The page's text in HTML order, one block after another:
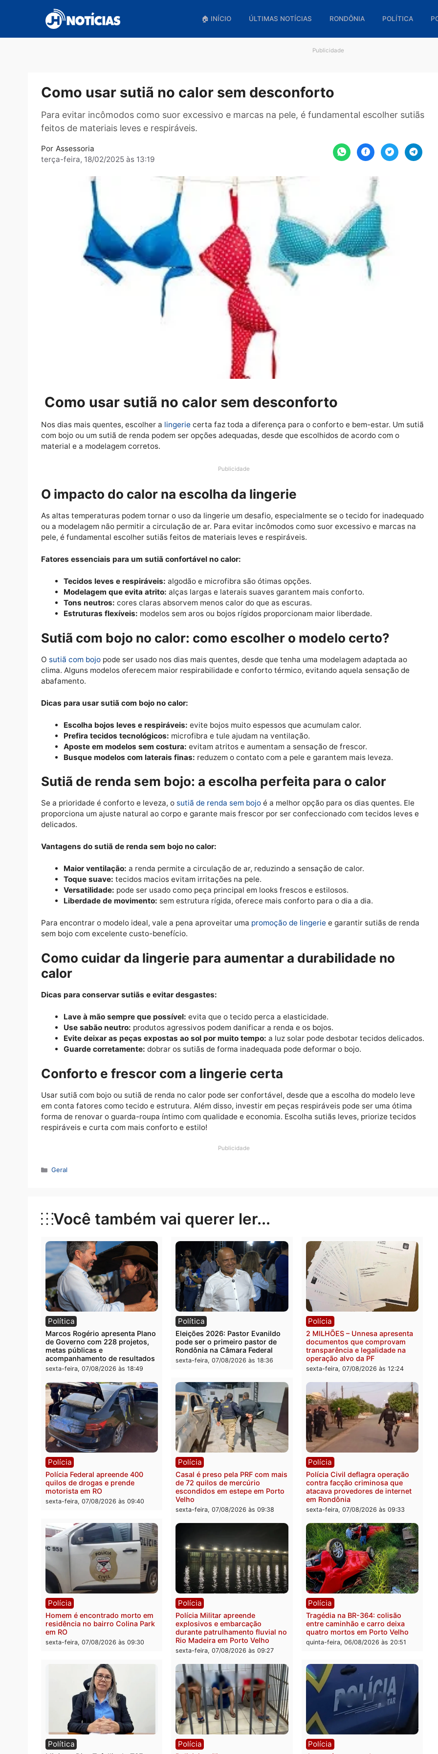
conteúdo
🏠 INÍCIO ÚLTIMAS NOTÍCIAS RONDÔNIA
Como usar sutiã no calor sem desconforto
Para evitar incômodos como suor excessivo e marcas na pele, é fundamental
Por Assessoria
terça-feira, 18/02/2025 às 13:19
Como usar sutiã no calor sem desconforto
certa faz toda a diferença para o conforto e bem-estar.
material e a modelagem corretos.
Publicidade
ou a modelagem não permitir a circulação de ar. Para evitar incômodos como suor excessivo e
pele, é fundamental escolher sutiãs feitos de materiais leves e respiráveis.
Fatores essenciais para um sutiã confortável no calor:
Tecidos leves e respiráveis: algodão e microfibra são ótimas opções.
Modelagem que evita atrito:alças largas e laterais suaves garantem mais conforto.
Tons neutros:cores claras absorvem menos calor do que as escuras.
Estruturas flexíveis:
Sutiã com bojo no calor: como escolher o modelo certo?
sutiã com bojopode ser usado nos dias mais quentes, desde que tenha uma modelagem adaptada
clima. Alguns modelos oferecem maior respirabilidade e conforto térmico, evitando aquela
abafamento.
Dicas para usar sutiã com bojo no calor:
Escolha bojos leves e respiráveis:evite bojos muito espessos que acumulam calor.
Prefira tecidos tecnológicos: microfibra e tule ajudam na ventilação.
Aposte em modelos sem costura:
Busque modelos com laterais finas:
Sutiã de renda sem bojo: a escolha perfeita para o calor
Se a prioridade é conforto e leveza, osutiã de renda sem bojoé a melhor opção para os dias
proporciona um ajuste natural ao corpo e garante mais frescor por ser confeccionado com tecidos
Vantagens do sutiã de renda sem bojo no calor:
Maior ventilação: a renda permite a circulação de ar, reduzindo a sensação de calor.
pode ser usado como peça principal em looks frescos e estilosos.
Liberdade de movimento: sem estrutura rígida, oferece mais conforto para o dia a dia.
Para encontrar o modelo ideal, vale a pena aproveitar umapromoção de lingerie
sem bojo com excelente custo-benefício.
Como cuidar da lingerie para aumentar a durabilidade no
calor
Dicas para conservar sutiãs e evitar desgastes:
Lave à mão sempre que possível:
Usar sutiã com bojo ou sutiã de renda no calor pode ser confortável, desde que a escolha do
em conta fatores como tecido e estrutura. Além disso, investir em peças respiráveis pode ser uma
forma de renovar o guarda-roupa íntimo com qualidade e economia. Escolha sutiãs leves, priorize
respiráveis e curta com mais conforto e estilo!
Publicidade
Categorias
Geral
Você também vai querer ler...
Política
Marcos Rogério apresenta Plano
de Governo com 228 projetos,
metas públicas e
Política
Eleições 2026: Pastor Evanildo
pode ser o primeiro pastor de
sexta-feira, 07/08/2026 às 18:36
2 MILHÕES – Unnesa
documentos que
transparência e legalidade
operação alvo da PF
Polícia
Polícia Federal apreende 400
quilos de drogas e prende
sexta-feira, 07/08/2026 às 09:40
Polícia
Casal é preso pela PRF com mais
de 72 quilos de mercúrio
escondidos em estepe em Porto
Velho
sexta-feira, 07/08/2026 às 09:38
Polícia
Polícia Civil deflagra
contra facção criminosa
em Rondônia
sexta-feira, 07/08/2026 às